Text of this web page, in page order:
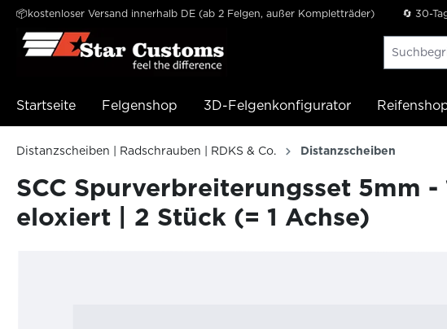
springen Zur Hauptnavigation springen
📦kostenloser Versand innerhalb DE (ab 2 Felgen, außer Kompletträder) 🔄 30-
Startseite Felgenshop 3D-Felgenkonfigurator
Distanzscheiben | Radschrauben | RDKS & Co. Distanzscheiben
SCC Spurverbreiterungsset 5mm
eloxiert | 2 Stück (= 1 Achse)